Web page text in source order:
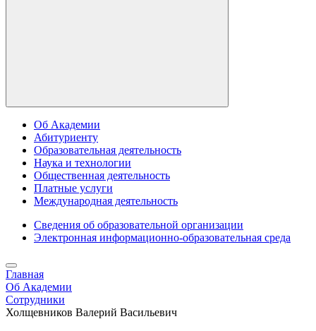
Об Академии
Абитуриенту
Образовательная деятельность
Наука и технологии
Общественная деятельность
Платные услуги
Международная деятельность
Сведения об образовательной организации
Электронная информационно-образовательная среда
Главная
Об Академии
Сотрудники
Холщевников Валерий Васильевич